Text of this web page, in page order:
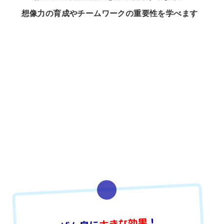
想像力の育成やチームワークの重要性を学べます